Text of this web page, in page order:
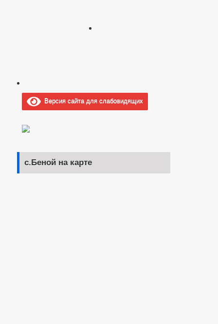
Версия сайта для слабовидящих
с.Беной на карте